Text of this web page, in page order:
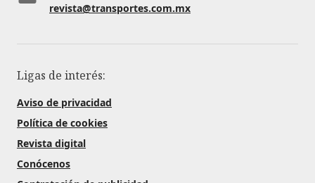
revista@transportes.com.mx
Ligas de interés:
Aviso de privacidad
Política de cookies
Revista digital
Conócenos